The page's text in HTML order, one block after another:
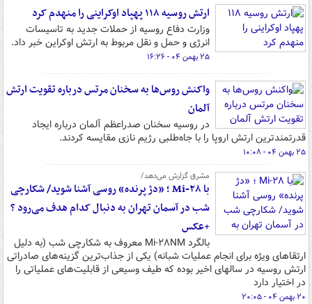
ارتش روسیه ۱۱۸ پهپاد اوکراینی را منهدم کرد
وزارت دفاع روسیه از حملات جدید به تاسیسات
انرژی و حمل و نقل مربوط به ارتش اوکراین خبر داد.
۲۵ بهمن ۰۴ - ۱۶:۲۶
واکنش روس‌ها به سخنان مرتس درباره تقویت ارتش
آلمان
در روسیه سخنان صدراعظم آلمان درباره ایجاد
قدرتمندترین ارتش اروپا را با جاه‌طلبی‌ رژیم نازی مقایسه کردند.
۲۵ بهمن ۰۴ - ۱۰:۰۸
مشرق گزارش می‌دهد/
با Mi-۲۸ ؛ «دژ پرنده» روسی آشنا شوید/ شکارچی
شب در آسمان تهران به دنبال کدام هدف می‌رود ؟
+عکس
بالگرد Mi-۲۸NM معروف به شکارچی شب (به دلیل
ارتقاهای ویژه برای انجام عملیات شبانه) یکی از جذاب‌ترین گزینه‌های صادراتی
ارتش روسیه در سالهای اخیر بوده که طیف وسیعی از قابلیت‌های عملیاتی را
در اختیار دارد
۲۰ بهمن ۰۴ - ۲۰:۰۵